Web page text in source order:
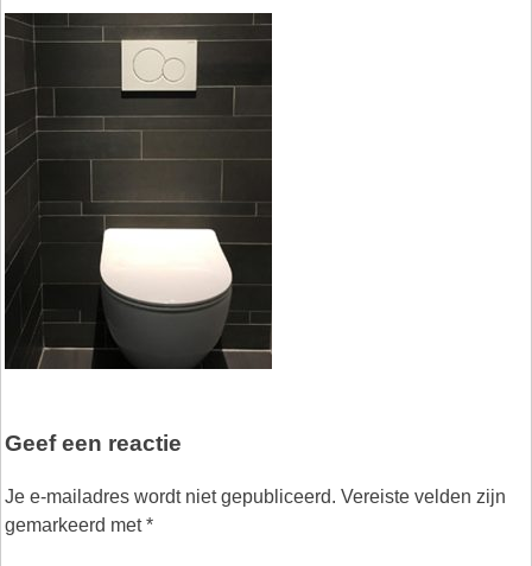
Geef een reactie
Je e-mailadres wordt niet gepubliceerd. Vereiste velden zijn
gemarkeerd met*